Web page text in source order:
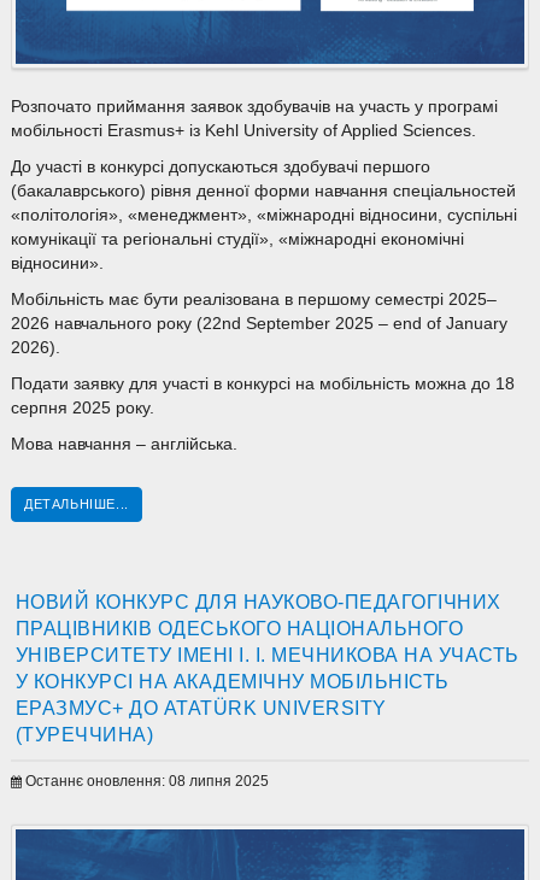
Розпочато приймання заявок здобувачів на участь у програмі
мобільності Erasmus+ із Kehl University of Applied Sciences.
До участі в конкурсі допускаються здобувачі першого
(бакалаврського) рівня денної форми навчання спеціальностей
«політологія», «менеджмент», «міжнародні відносини, суспільні
комунікації та регіональні студії», «міжнародні економічні
відносини».
Мобільність має бути реалізована в першому семестрі 2025–
2026 навчального року (22nd September 2025 – end of January
2026).
Подати заявку для участі в конкурсі на мобільність можна до 18
серпня 2025 року.
Мова навчання – англійська.
ДЕТАЛЬНІШЕ...
НОВИЙ КОНКУРС ДЛЯ НАУКОВО-ПЕДАГОГІЧНИХ
ПРАЦІВНИКІВ ОДЕСЬКОГО НАЦІОНАЛЬНОГО
УНІВЕРСИТЕТУ ІМЕНІ І. І. МЕЧНИКОВА НА УЧАСТЬ
У КОНКУРСІ НА АКАДЕМІЧНУ МОБІЛЬНІСТЬ
ЕРАЗМУС+ ДО ATATÜRK UNIVERSITY
(ТУРЕЧЧИНА)
Останнє оновлення: 08 липня 2025